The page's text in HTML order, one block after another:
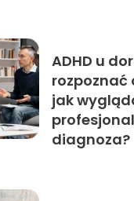
ADHD u
rozpoznać
jak
diagnoza?